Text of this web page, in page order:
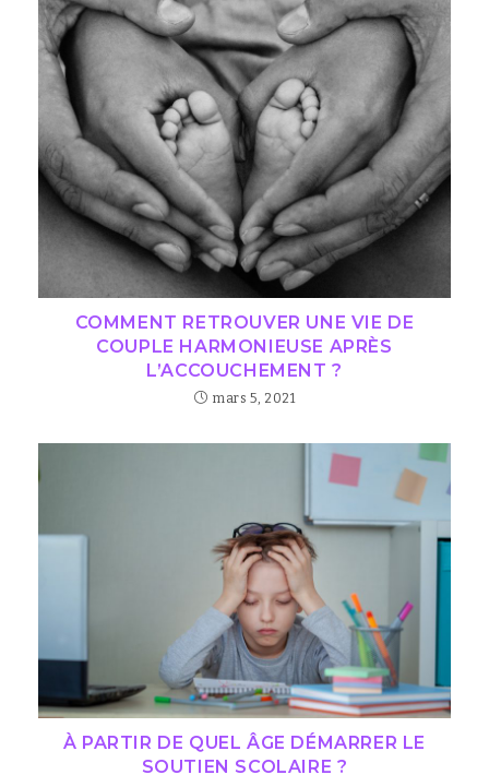
COMMENT RETROUVER UNE VIE DE
COUPLE HARMONIEUSE APRÈS
L’ACCOUCHEMENT ?
mars 5, 2021
À PARTIR DE QUEL ÂGE DÉMARRER LE
SOUTIEN SCOLAIRE ?